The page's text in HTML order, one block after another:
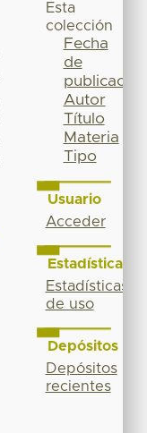
Esta
colección
Fecha
de
publicación
Autor
Título
Materia
Tipo
Usuario
Acceder
Estadísticas
Estadísticas
de uso
Depósitos
Depósitos
recientes